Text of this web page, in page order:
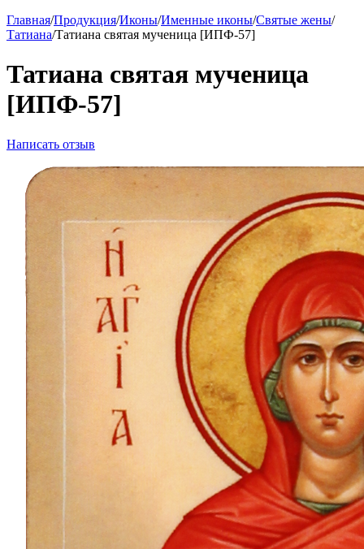
Главная/Продукция/Иконы/Именные иконы/Святые жены/
Татиана/Татиана святая мученица [ИПФ-57]
Татиана святая мученица
[ИПФ-57]
Написать отзыв